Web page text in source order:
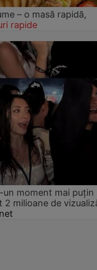
– o masă rapidă,
rapide
un moment mai puțin
2 milioane de